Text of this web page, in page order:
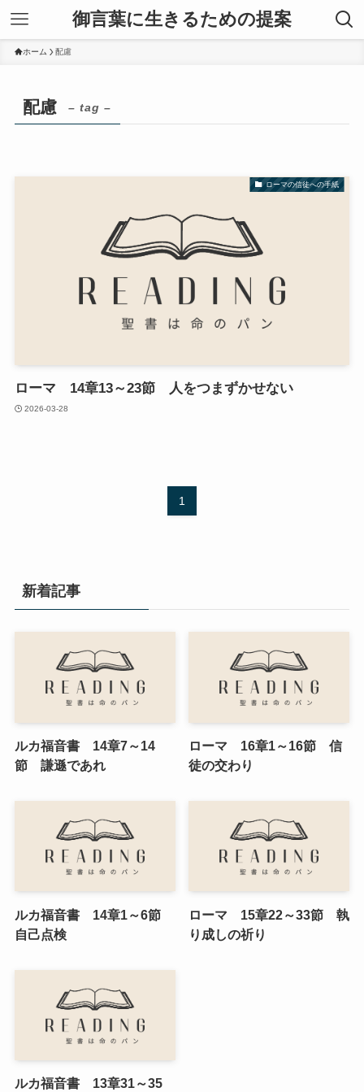
御言葉に生きるための提案
ホーム 配慮
配慮 – tag –
ローマの信徒への手紙
ローマ 14章13～23節 人をつまずかせない
2026-03-28
1
新着記事
ルカ福音書 14章7～14
節 謙遜であれ
ローマ 16章1～16節 信
徒の交わり
ルカ福音書 14章1～6節
自己点検
ローマ 15章22～33節 執
り成しの祈り
ルカ福音書 13章31～35